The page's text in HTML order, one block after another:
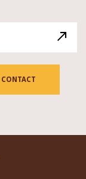
CONTACT